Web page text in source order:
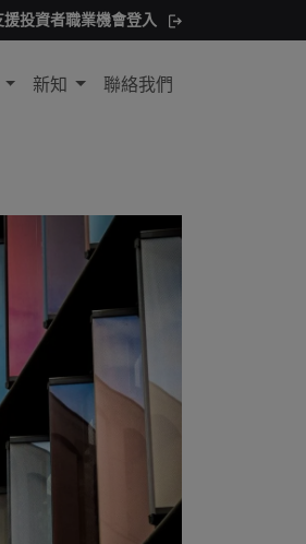
援投資者職業機會登入
新知 聯絡我們